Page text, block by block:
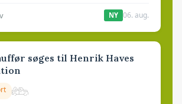
NY 06. aug.
søges til Henrik Haves